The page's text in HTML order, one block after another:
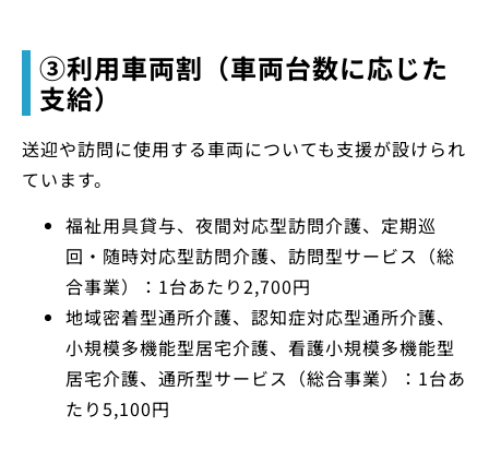
③利用車両割（車両台数に応じた
支給）
送迎や訪問に使用する車両についても支援が設けられ
ています。
福祉用具貸与、夜間対応型訪問介護、定期巡
回・随時対応型訪問介護、訪問型サービス（総
合事業）：1台あたり2,700円
地域密着型通所介護、認知症対応型通所介護、
小規模多機能型居宅介護、看護小規模多機能型
居宅介護、通所型サービス（総合事業）：1台あ
たり5,100円